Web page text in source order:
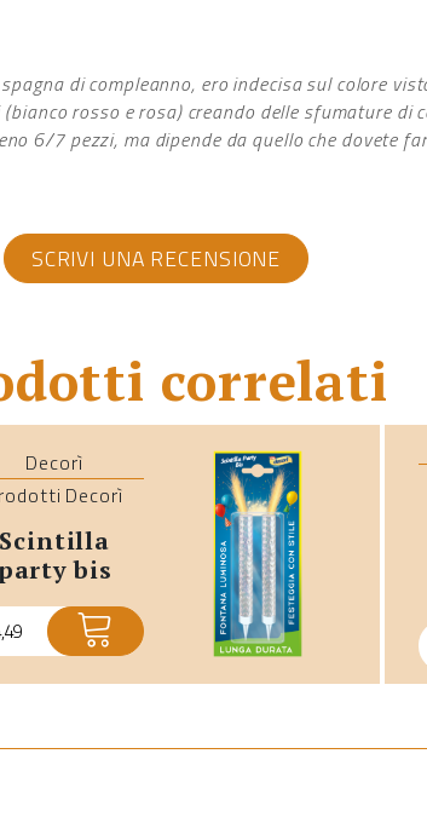
di compleanno, ero indecisa sul colore
rosso e rosa) creando delle sfumature di
6/7 pezzi, ma dipende da quello che dovete
SCRIVI UNA RECENSIONE
correlati
Decorì
Decorì
scintilla
bis